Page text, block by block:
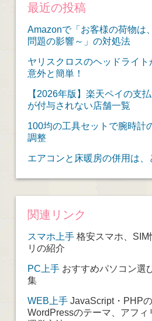
最近の投稿
Amazonで「お客様の荷物は
問題の影響～」の対処法
ヤリスクロスのヘッドライト
意外と簡単！
【2026年版】楽天ペイの支
が付与されない店舗一覧
100均の工具セットで腕時計
調整
エアコンと床暖房の併用は
関連リンク
スマホ上手格安スマホ、SIM
リの紹介
PC上手おすすめパソコン選
集
WEB上手JavaScript・PHP
WordPressのテーマ、アフィ